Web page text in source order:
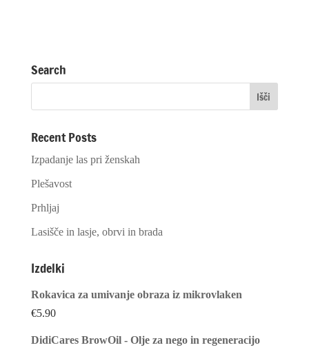
Search
Recent Posts
Izpadanje las pri ženskah
Plešavost
Prhljaj
Lasišče in lasje, obrvi in brada
Izdelki
Rokavica za umivanje obraza iz mikrovlaken
€5.90
DidiCares BrowOil - Olje za nego in regeneracijo